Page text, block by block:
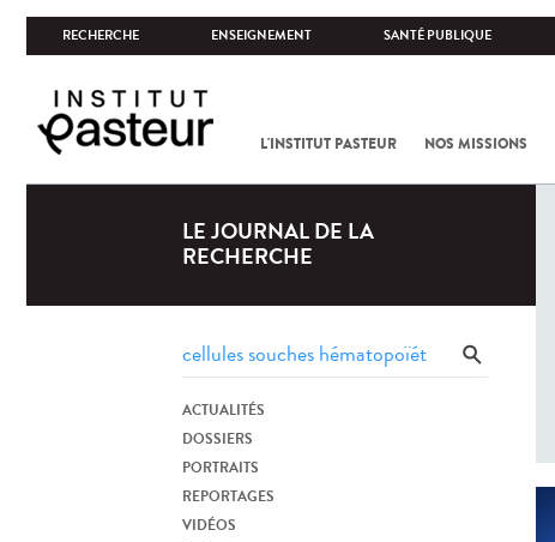
RECHERCHE ENSEIGNEMENT SANTÉ PUBLIQUE
L'INSTITUT PASTEUR NOS MISSIONS
LE JOURNAL DE LA
RECHERCHE
ACTUALITÉS
DOSSIERS
PORTRAITS
REPORTAGES
VIDÉOS